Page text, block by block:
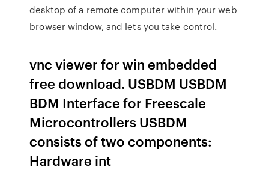
desktop of a remote computer within your web
browser window, and lets you take control.
vnc viewer for win embedded
free download. USBDM USBDM
BDM Interface for Freescale
Microcontrollers USBDM
consists of two components:
Hardware int